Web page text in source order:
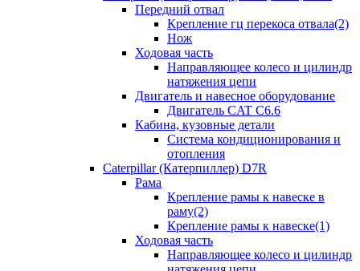
Передний отвал
Крепление гц перекоса отвала(2)
Нож
Ходовая часть
Направляющее колесо и цилиндр
натяжения цепи
Двигатель и навесное оборудование
Двигатель CAT C6.6
Кабина, кузовные детали
Система кондиционирования и
отопления
Caterpillar (Катерпиллер) D7R
Рама
Крепление рамы к навеске в
раму(2)
Крепление рамы к навеске(1)
Ходовая часть
Направляющее колесо и цилиндр